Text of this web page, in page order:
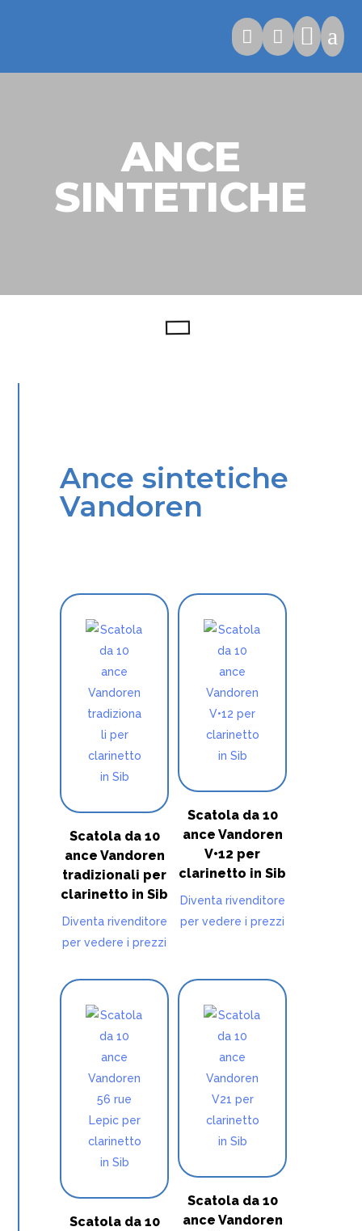
   a
ANCE
SINTETICHE
Ance sintetiche
Vandoren
Scatola da 10
ance Vandoren
tradizionali per
clarinetto in Sib
Diventa rivenditore
per vedere i prezzi
Scatola da 10
ance Vandoren
V•12 per
clarinetto in Sib
Diventa rivenditore
per vedere i prezzi
Scatola da 10
Scatola da 10
ance Vandoren